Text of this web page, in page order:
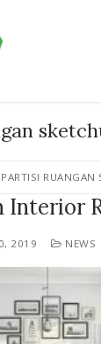
Cari:
PARTISI RUANGAN
Interior
2019 NEWS